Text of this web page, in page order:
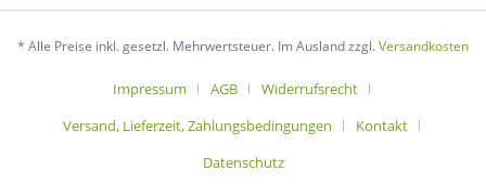
* Alle Preise inkl. gesetzl. Mehrwertsteuer. Im Ausland zzgl.Versandkosten
Impressum AGB
Widerrufsrecht
Versand, Lieferzeit, Zahlungsbedingungen
Kontakt
Datenschutz